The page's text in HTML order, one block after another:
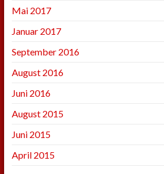
Mai 2017
Januar 2017
September 2016
August 2016
Juni 2016
August 2015
Juni 2015
April 2015